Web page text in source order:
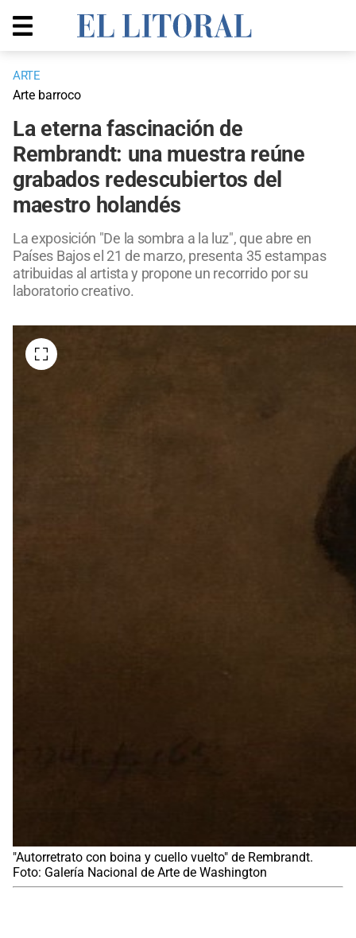
ARTE
Arte barroco
La eterna fascinación de
Rembrandt: una muestra reúne
grabados redescubiertos del
maestro holandés
La exposición "De la sombra a la luz", que abre en
Países Bajos el 21 de marzo, presenta 35 estampas
atribuidas al artista y propone un recorrido por su
laboratorio creativo.
"Autorretrato con boina y cuello vuelto" de Rembrandt.
Foto: Galería Nacional de Arte de Washington